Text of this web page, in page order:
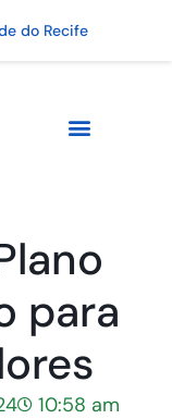
do Recife
para
10:58 am